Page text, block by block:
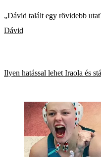
„Dávid talált egy rövidebb
Dávid
Ilyen hatással lehet Iraola és